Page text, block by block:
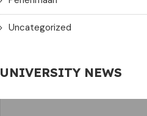
Uncategorized
UNIVERSITY NEWS